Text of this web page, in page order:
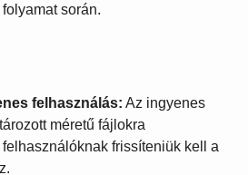
során.
felhasználás: Az ingyenes
méretű fájlokra
frissíteniük kell a